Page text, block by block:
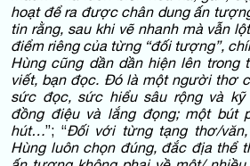
hoạt để ra được chân dung ấn
tin rằng, sau khi vẽ nhanh mà vẫn lột
điểm riêng của từng “đối tượng”,
Hùng cũng dần dần hiện lên trong
viết, bạn đọc. Đó là một người thơ
sức đọc, sức hiểu sâu rộng và
đồng điệu và lắng đọng; một bút
hút…”; “Đối với từng tạng thơ/
Hùng luôn chọn đúng, đắc địa thể